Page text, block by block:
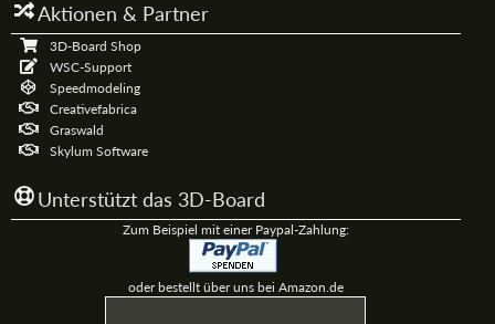
Aktionen & Partner
3D-Board Shop
WSC-Support
Speedmodeling
Creativefabrica
Graswald
Skylum Software
Unterstützt das 3D-Board
Zum Beispiel mit einer Paypal-Zahlung:
oder bestellt über uns bei Amazon.de